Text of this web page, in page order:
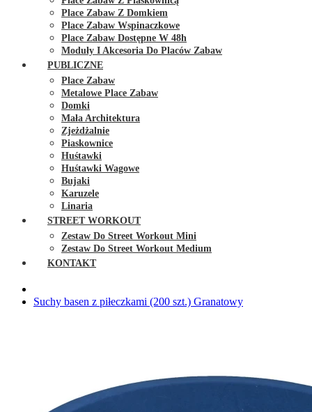
Place Zabaw Z Domkiem
Place Zabaw Wspinaczkowe
Place Zabaw Dostępne W 48h
Moduły I Akcesoria Do Placów Zabaw
PUBLICZNE
Place Zabaw
Metalowe Place Zabaw
Domki
Mała Architektura
Zjeżdżalnie
Piaskownice
Huśtawki
Huśtawki Wagowe
Bujaki
Karuzele
Linaria
STREET WORKOUT
Zestaw Do Street Workout Mini
Zestaw Do Street Workout Medium
KONTAKT
Suchy basen z piłeczkami (200 szt.) Granatowy